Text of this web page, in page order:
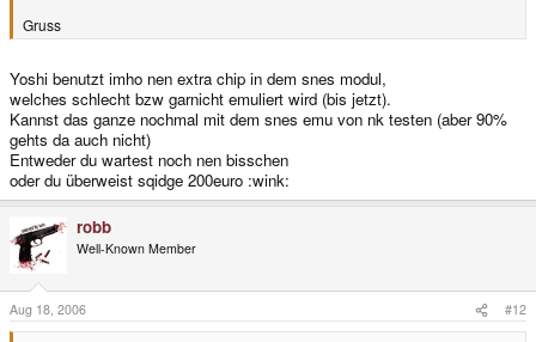
Gruss
Yoshi benutzt imho nen extra chip in dem snes modul,
welches schlecht bzw garnicht emuliert wird (bis jetzt).
Kannst das ganze nochmal mit dem snes emu von nk testen (aber 90%
gehts da auch nicht)
Entweder du wartest noch nen bisschen
oder du überweist sqidge 200euro :wink:
robb
Well-Known Member
Aug 18, 2006 #12